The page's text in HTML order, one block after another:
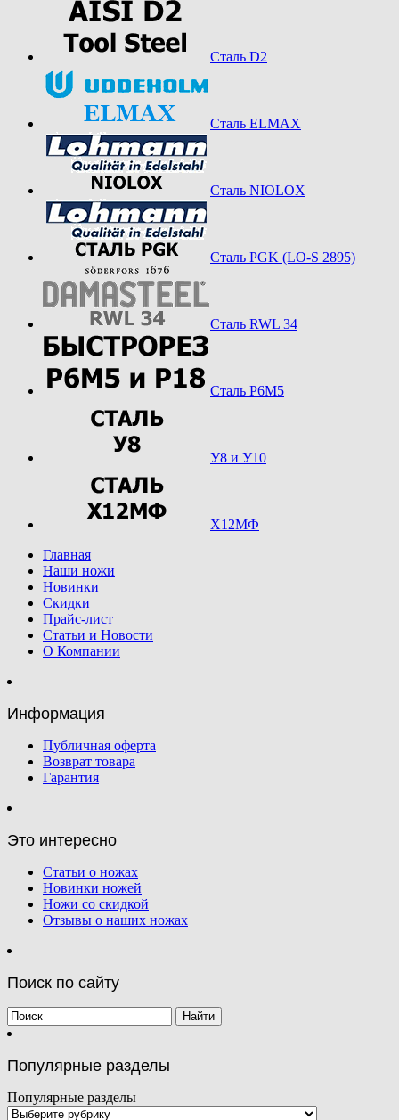
Сталь D2
Сталь ELMAX
Сталь NIOLOX
Сталь PGK (LO-S 2895)
Сталь RWL 34
Сталь Р6М5
У8 и У10
Х12МФ
Главная
Наши ножи
Новинки
Скидки
Прайс-лист
Статьи и Новости
О Компании
Информация
Публичная оферта
Возврат товара
Гарантия
Это интересно
Статьи о ножах
Новинки ножей
Ножи со скидкой
Отзывы о наших ножах
Поиск по сайту
Популярные разделы
Популярные разделы